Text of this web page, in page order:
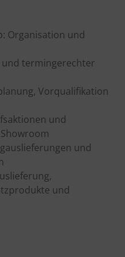
Organisation und
termingerechter
Vorqualifikation
und
und
und